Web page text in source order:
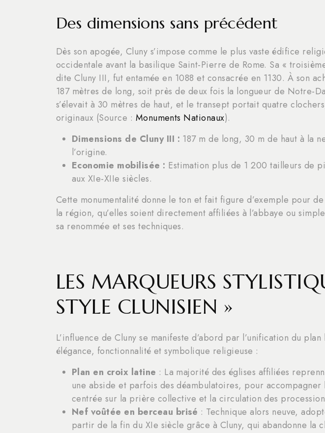
Des dimensions sans précédent
Dès son apogée, Cluny s’impose comme le plus vaste édifice
occidentale avant la basilique Saint-Pierre de Rome. Sa «
dite Cluny III, fut entamée en 1088 et consacrée en 1130. À son
187 mètres de long, soit près de deux fois la longueur de Notre-
s’élevait à 30 mètres de haut, et le transept portait quatre
originaux (Source : Monuments Nationaux).
Dimensions de Cluny III : 187 m de long, 30 m de haut à la
l’origine.
Economie mobilisée : Estimation plus de 1 200 tailleurs de
aux XIe-XIIe siècles.
Cette monumentalité donne le ton et fait figure d’exemple pour
la région, qu’elles soient directement affiliées à l’abbaye ou
sa renommée et ses techniques.
LES MARQUEURS
STYLE CLUNISIEN »
L’influence de Cluny se manifeste d’abord par l’unification du
élégance, fonctionnalité et symbolique religieuse :
Plan en croix latine : La majorité des églises affiliées
une abside et parfois des déambulatoires, pour
centrée sur la prière collective et la circulation des
Nef voûtée en berceau brisé : Technique alors neuve,
partir de la fin du XIe siècle grâce à Cluny, qui abandonne la